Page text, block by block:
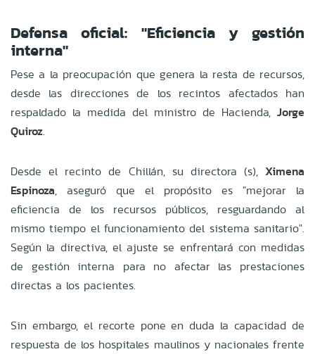
Defensa oficial: "Eficiencia y gestión
interna"
Pese a la preocupación que genera la resta de recursos,
desde las direcciones de los recintos afectados han
respaldado la medida del ministro de Hacienda, Jorge
Quiroz.
Desde el recinto de Chillán, su directora (s), Ximena
Espinoza, aseguró que el propósito es "mejorar la
eficiencia de los recursos públicos, resguardando al
mismo tiempo el funcionamiento del sistema sanitario".
Según la directiva, el ajuste se enfrentará con medidas
de gestión interna para no afectar las prestaciones
directas a los pacientes.
Sin embargo, el recorte pone en duda la capacidad de
respuesta de los hospitales maulinos y nacionales frente